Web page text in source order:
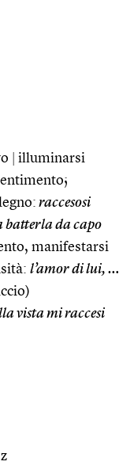
illuminarsi
raccesosi
batterla da capo
manifestarsi
l’amor di lui, …
vista mi raccesi